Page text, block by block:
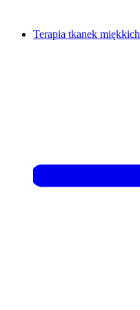
Terapia tkanek miękkich